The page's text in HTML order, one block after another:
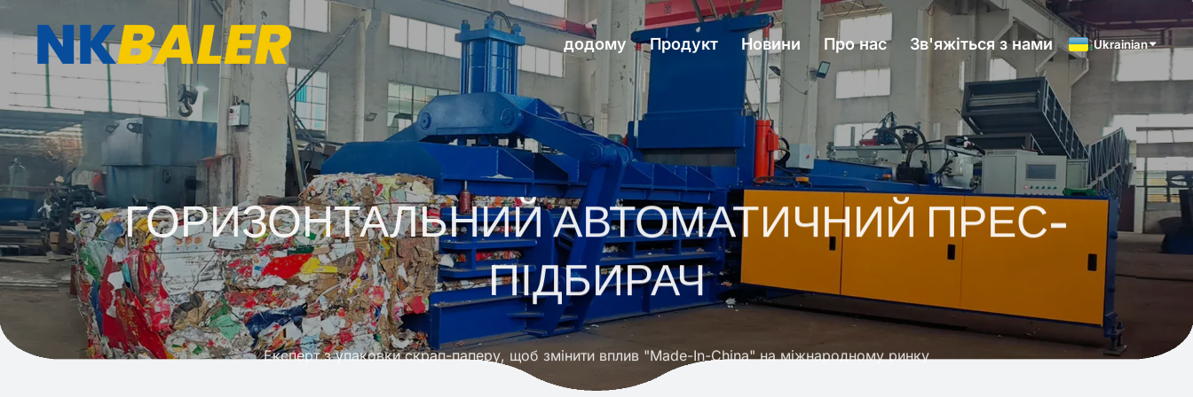
додому Продукт Новини Про нас Зв'яжіться з нами Ukrainian
ГОРИЗОНТАЛЬНИЙ АВТОМАТИЧНИЙ ПРЕС-
ПІДБИРАЧ
Експерт з упаковки скрап-паперу, щоб змінити вплив "Made-In-China" на міжнародному ринку
21 рік Гідравлічні прес-підбирачі Виробники Продукти Максимізація послуг Максимізація переваг для клієнтів Максимізація
NKBALER, професійний виробник прес-підбирачів, постачає найнадійніший гідравлічний прес-підбирач і прес-підбирач. Ми пропонуємо повну переробку
прес-підбирачів, перетворюючи ваші відходи на нове джерело вигоди.